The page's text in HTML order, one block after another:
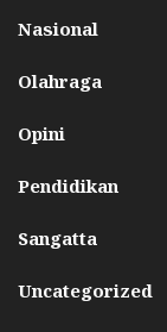
Nasional
Olahraga
Opini
Pendidikan
Sangatta
Uncategorized